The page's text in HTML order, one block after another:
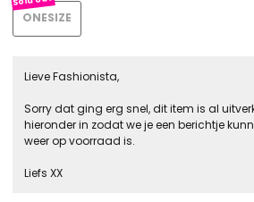
ONESIZE
Lieve Fashionista,
Sorry dat ging erg snel, dit item is al
hieronder in zodat we je een berichtje
weer op voorraad is.
Liefs XX